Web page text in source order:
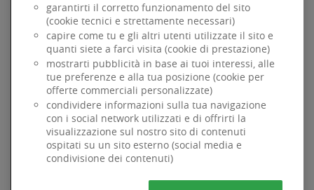
FINDOMESTIC
Specializzata dal 1984 nel credito alla famiglia per
l'acquisto di beni e servizi ad uso privato, è parte di BNP
Paribas, primario Gruppo Bancario internazionale.
Dati Societari
Accessibilità
Codice di Condotta
-Sicurezza
Informativa sui cookie
Documenti trasparenza
Whistleblowing
Findomestic Banca SpA . P IVA 03562770481
garantirti il corretto funzionamento del sito
(cookie tecnici e strettamente necessari)
capire come tu e gli altri utenti utilizzate il sito e
quanti siete a farci visita (cookie di prestazione)
mostrarti pubblicità in base ai tuoi interessi, alle
tue preferenze e alla tua posizione (cookie per
offerte commerciali personalizzate)
condividere informazioni sulla tua navigazione
con i social network utilizzati e di offrirti la
visualizzazione sul nostro sito di contenuti
ospitati su un sito esterno (social media e
condivisione dei contenuti)